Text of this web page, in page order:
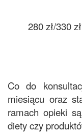
280 zł/330
Co do
miesiącu oraz
ramach opieki
diety czy